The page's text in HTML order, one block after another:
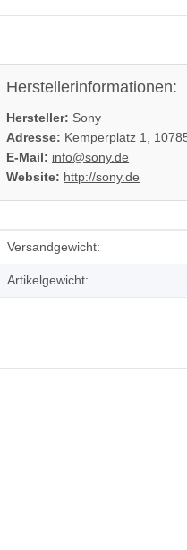
Herstellerinformationen:
Hersteller: Sony
Adresse: Kemperplatz 1,
E-Mail: info@sony.de
Website: http://sony.de
Produkteigenschaft
Wert
Versandgewicht:
Artikelgewicht: